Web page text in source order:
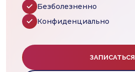
Безболезненно
Конфиденциально
ЗАПИСАТЬСЯ